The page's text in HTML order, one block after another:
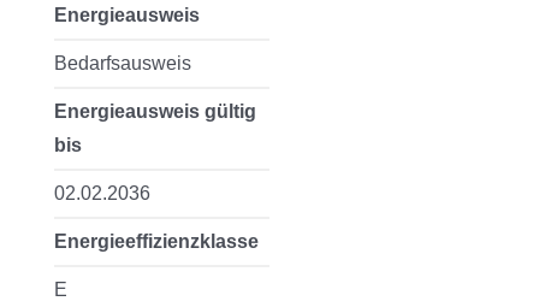
Energieausweis
Bedarfsausweis
Energieausweis gültig
bis
02.02.2036
Energieeffizienzklasse
E